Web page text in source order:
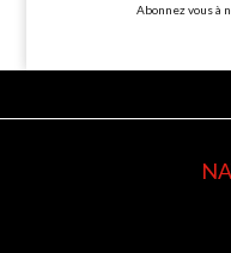
Abonnez vous à